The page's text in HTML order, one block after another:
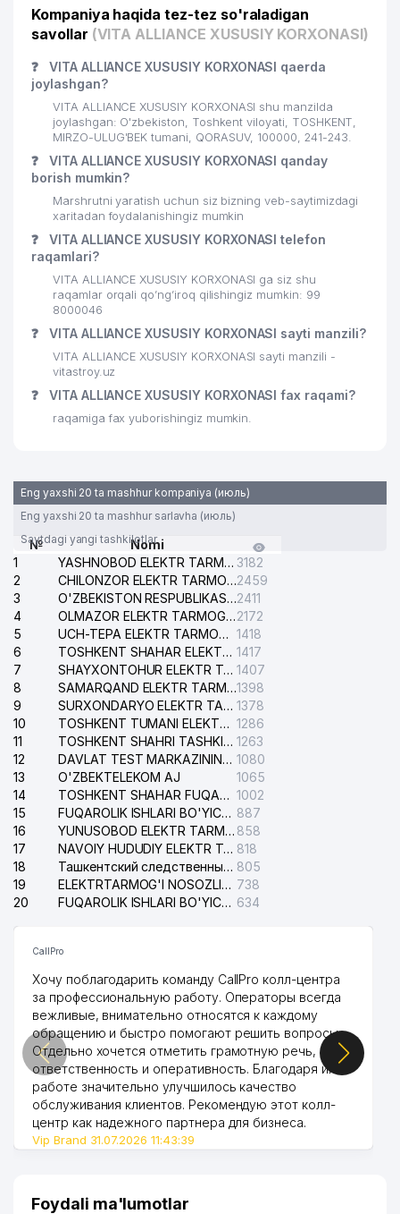
Kompaniya haqida tez-tez so'raladigan
savollar (VITA ALLIANCE XUSUSIY KORXONASI)
❓
VITA ALLIANCE XUSUSIY KORXONASI qaerda
joylashgan?
VITA ALLIANCE XUSUSIY KORXONASI shu manzilda
joylashgan: O'zbekiston, Toshkent viloyati, TOSHKENT,
MIRZO-ULUG'BEK tumani, QORASUV, 100000, 241-243.
❓
VITA ALLIANCE XUSUSIY KORXONASI qanday
borish mumkin?
Marshrutni yaratish uchun siz bizning veb-saytimizdagi
xaritadan foydalanishingiz mumkin
❓
VITA ALLIANCE XUSUSIY KORXONASI telefon
raqamlari?
VITA ALLIANCE XUSUSIY KORXONASI ga siz shu
raqamlar orqali qo’ng’iroq qilishingiz mumkin: 99
8000046
❓ VITA ALLIANCE XUSUSIY KORXONASI sayti manzili?
VITA ALLIANCE XUSUSIY KORXONASI sayti manzili -
vitastroy.uz
❓ VITA ALLIANCE XUSUSIY KORXONASI fax raqami?
raqamiga fax yuborishingiz mumkin.
Eng yaxshi 20 ta mashhur kompaniya (июль)
Eng yaxshi 20 ta mashhur sarlavha (июль)
Saytdagi yangi tashkilotlar
№
Nomi
1
YASHNOBOD ELEKTR TARMOG'I NOSOZLIKLARI XIZMATI 3182
2
CHILONZOR ELEKTR TARMOG'I NOSOZLIK XIZMATI2459
3
O'ZBEKISTON RESPUBLIKASI BOSH PROKURATURASI ISHONCH TELEFONI2411
4
OLMAZOR ELEKTR TARMOG'I NOSOZLIKLARI XIZMATI2172
5
UCH-TEPA ELEKTR TARMOG'I NOSOZLIKLARI XIZMATI 1418
6
TOSHKENT SHAHAR ELEKTR TARMOQLARI KORXONASI AJ 1417
7
SHAYXONTOHUR ELEKTR TARMOG'I NOSOZLIKLARINI TUZATISH XIZMATI 1407
8
SAMARQAND ELEKTR TARMOQLARI AJ1398
9
SURXONDARYO ELEKTR TARMOQLARI AJ 1378
10
TOSHKENT TUMANI ELEKTR TARMOG'I AVARIYA XIZMATI 1286
11
TOSHKENT SHAHRI TASHKILOT TELEFONLARI HAQIDA MA'LUMOT BYUROSI 1263
12
DAVLAT TEST MARKAZINING ISHONCH TELEFONLARI 1080
13
O'ZBEKTELEKOM AJ
1065
14
TOSHKENT SHAHAR FUQAROLIK ISHLARI BO'YICHA SUDI 1002
15
FUQAROLIK ISHLARI BO'YICHA YAKKASAROY TUMANLARARO SUDI 887
16
YUNUSOBOD ELEKTR TARMOG'I NOSOZLIKLARI XIZMATI 858
17
NAVOIY HUDUDIY ELEKTR TARMOQLARI KORXONASI AJ 818
18
Ташкентский следственный изолятор 805
19
ELEKTRTARMOG'I NOSOZLIKLARINI TO'ZATISH SERGELI XIZMATI 738
20
FUQAROLIK ISHLARI BO'YICHA UCH-TEPA TUMANI SUDI 634
CallPro
Хочу поблагодарить команду CallPro колл-центра
за профессиональную работу. Операторы всегда
вежливые, внимательно относятся к каждому
обращению и быстро помогают решить вопросы.
Отдельно хочется отметить грамотную речь,
ответственность и оперативность. Благодаря их
работе значительно улучшилось качество
обслуживания клиентов. Рекомендую этот колл-
центр как надежного партнера для бизнеса.
Vip Brand 31.07.2026 11:43:39
Foydali ma'lumotlar